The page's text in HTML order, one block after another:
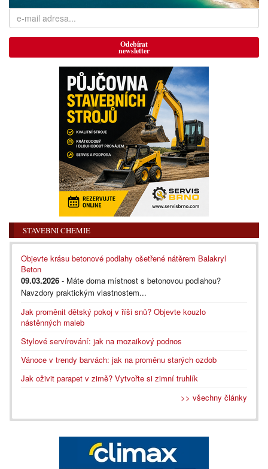
Odebírat
newsletter
STAVEBNÍ CHEMIE
Objevte krásu betonové podlahy ošetřené nátěrem Balakryl
Beton
09.03.2026 - Máte doma místnost s betonovou podlahou?
Navzdory praktickým vlastnostem...
Jak proměnit dětský pokoj v říši snů? Objevte kouzlo
nástěnných maleb
Stylové servírování: jak na mozaikový podnos
Vánoce v trendy barvách: jak na proměnu starých ozdob
Jak oživit parapet v zimě? Vytvořte si zimní truhlík
>> všechny články